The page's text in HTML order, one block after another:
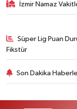
İzmir Namaz
Süper Lig Puan
Fikstür
Son Dakika